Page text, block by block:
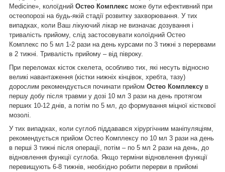
Medicine», колоїдний Остео Комплекс може бути ефективний при
остеопорозі на будь-якій стадії розвитку захворювання. У тих
випадках, коли Ваш лікуючий лікар не визначає дозування і
тривалість прийому, слід застосовувати колоїдний Остео
Комплекс по 5 мл 1-2 рази на день курсами по 3 тижні з перервами
в 2 тижні. Тривалість прийому – від півроку.
При переломах кісток скелета, особливо тих, які несуть відносно
великі навантаження (кістки нижніх кінцівок, хребта, тазу)
дорослим рекомендується починати прийом Остео Комплексу в
першу добу після травми у дозі 10 мл 3 рази на день протягом
перших 10-12 днів, а потім по 5 мл, до формування міцної кісткової
мозолі.
У тих випадках, коли суглоб піддавався хірургічним маніпуляціям,
рекомендується прийом Остео Комплексу по 10 мл 3 рази на день
в перші 3 тижні після операції, потім – по 5 мл 2 рази на день, до
відновлення функції суглоба. Якщо терміни відновлення функції
перевищують 6-8 тижнів, необхідно робити перерви в прийомі